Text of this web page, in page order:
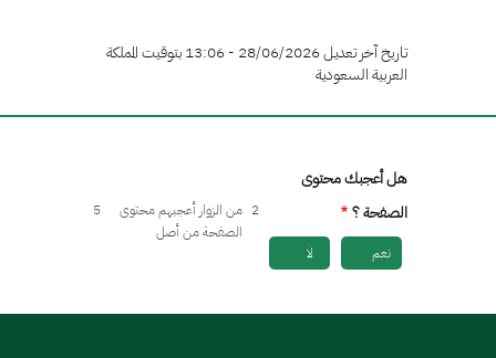
تاريخ آخر تعديل 28/06/2026 - 13:06 بتوقيت المملكة
العربية السعودية
هل أعجبك محتوى
الصفحة ؟
نعم لا
2 من الزوار أعجبهم محتوى
الصفحة من أصل
5